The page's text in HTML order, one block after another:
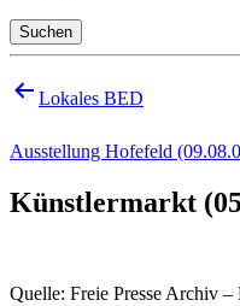
Suchen
Beitragsnavigation
Lokales BED
Ausstellung Hofefeld
Künstlermarkt
Quelle: Freie Presse Archiv